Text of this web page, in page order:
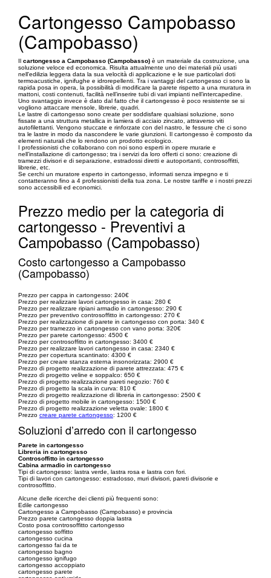
Cartongesso Campobasso
(Campobasso)
Il cartongesso a Campobasso (Campobasso) è un materiale da costruzione, una
soluzione veloce ed economica. Risulta attualmente uno dei materiali più usati
nell'edilizia leggera data la sua velocità di applicazione e le sue particolari doti
termoacustiche, ignifughe e idrorepellenti. Tra i vantaggi del cartongesso ci sono la
rapida posa in opera, la possibilità di modificare la parete rispetto a una muratura in
mattoni, costi contenuti, facilità nell’inserire tubi di vari impianti nell’intercapedine.
Uno svantaggio invece è dato dal fatto che il cartongesso è poco resistente se si
vogliono attaccare mensole, librerie, quadri.
Le lastre di cartongesso sono create per soddisfare qualsiasi soluzione, sono
fissate a una struttura metallica in lamiera di acciaio zincato, attraverso viti
autofilettanti. Vengono stuccate e rinforzate con del nastro, le fessure che ci sono
tra le lastre in modo da nascondere le varie giunzioni. Il cartongesso è composto da
elementi naturali che lo rendono un prodotto ecologico.
I professionisti che collaborano con noi sono esperti in opere murarie e
nell’installazione di cartongesso; tra i servizi da loro offerti ci sono: creazione di
tramezzi divisori e di separazione, estradossi diretti e autoportanti, controsoffitti,
librerie, etc.
Se cerchi un muratore esperto in cartongesso, informati senza impegno e ti
contatteranno fino a 4 professionisti della tua zona. Le nostre tariffe e i nostri prezzi
sono accessibili ed economici.
Prezzo medio per la categoria di
cartongesso - Preventivi a
Campobasso (Campobasso)
Costo cartongesso a Campobasso
(Campobasso)
Prezzo per cappa in cartongesso: 240€
Prezzo per realizzare lavori cartongesso in casa: 280 €
Prezzo per realizzare ripiani armadio in cartongesso: 290 €
Prezzo per preventivo controsoffitto in cartongesso: 270 €
Prezzo per realizzazione di parete in cartongesso con porta: 340 €
Prezzo per tramezzo in cartongesso con vano porta: 320€
Prezzo per parete cartongesso: 4500 €
Prezzo per controsoffitto in cartongesso: 3400 €
Prezzo per realizzare lavori cartongesso in casa: 2340 €
Prezzo per copertura scantinato: 4300 €
Prezzo per creare stanza esterna insonorizzata: 2900 €
Prezzo di progetto realizzazione di parete attrezzata: 475 €
Prezzo di progetto veline e soppalco: 650 €
Prezzo di progetto realizzazione pareti negozio: 760 €
Prezzo di progetto la scala in curva: 810 €
Prezzo di progetto realizzazione di libreria in cartongesso: 2500 €
Prezzo di progetto mobile in cartongesso: 1500 €
Prezzo di progetto realizzazione veletta ovale: 1800 €
Prezzo creare parete cartongesso: 1200 €
Soluzioni d’arredo con il cartongesso
Parete in cartongesso
Libreria in cartongesso
Controsoffitto in cartongesso
Cabina armadio in cartongesso
Tipi di cartongesso: lastra verde, lastra rosa e lastra con fori.
Tipi di lavori con cartongesso: estradosso, muri divisori, pareti divisorie e
controsoffitto.
Alcune delle ricerche dei clienti più frequenti sono:
Edile cartongesso
Cartongesso a Campobasso (Campobasso) e provincia
Prezzo parete cartongesso doppia lastra
Costo posa controsoffitto cartongesso
cartongesso soffitto
cartongesso cucina
cartongesso fai da te
cartongesso bagno
cartongesso ignifugo
cartongesso accoppiato
cartongesso parete